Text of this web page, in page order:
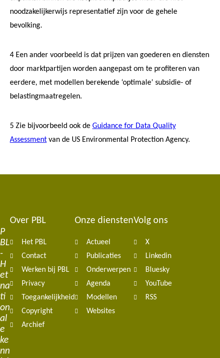
noodzakelijkerwijs representatief zijn voor de gehele
bevolking.
4 Een ander voorbeeld is dat prijzen van goederen en diensten
door marktpartijen worden aangepast om te profiteren van
eerdere, met modellen berekende ‘optimale’ subsidie- of
belastingmaatregelen.
5 Zie bijvoorbeeld ook de Guidance for Data Quality
Assessment van de US Environmental Protection Agency.
P
BL
-
H
et
na
ti
on
al
e
ke
nn
Footer
navigation
Over PBL
Het PBL
Contact
Werken bij PBL
Privacy
Toegankelijkheid
Copyright
Archief
Onze diensten
Actueel
Publicaties
Onderwerpen
Agenda
Modellen
Websites
Volg ons
X
Linkedin
Bluesky
YouTube
RSS